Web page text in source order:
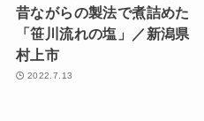
昔ながらの製法で煮詰めた
「笹川流れの塩」／新潟県
村上市
2022.7.13